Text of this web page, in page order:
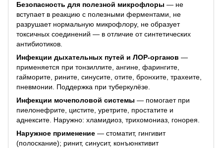
Безопасность для полезной микрофлоры — не
вступает в реакцию с полезными ферментами, не
разрушает нормальную микрофлору, не образует
токсичных соединений — в отличие от синтетических
антибиотиков.
Инфекции дыхательных путей и ЛОР-органов —
применяется при тонзиллите, ангине, фарингите,
гайморите, рините, синусите, отите, бронхите, трахеите,
пневмонии. Поддержка при туберкулёзе.
Инфекции мочеполовой системы — помогает при
пиелонефрите, цистите, уретрите, простатите и
аднексите. Наружно: хламидиоз, трихомониаз, гонорея.
Наружное применение — стоматит, гингивит
(полоскание); ринит, синусит, конъюнктивит